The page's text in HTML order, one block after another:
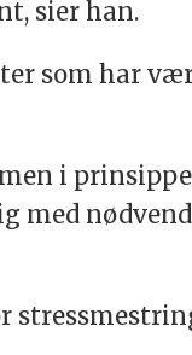
sier han.
som har
i
med